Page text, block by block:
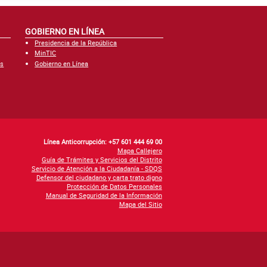
GOBIERNO EN LÍNEA
Presidencia de la República
MinTIC
Gobierno en Línea
Línea Anticorrupción: +57 601 444 69 00
Mapa Callejero
Guía de Trámites y Servicios del Distrito
Servicio de Atención a la Ciudadanía - SDQS
Defensor del ciudadano y carta trato digno
Protección de Datos Personales
Manual de Seguridad de la Información
Mapa del Sitio